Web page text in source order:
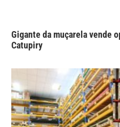
Gigante da muçarela vende
Catupiry